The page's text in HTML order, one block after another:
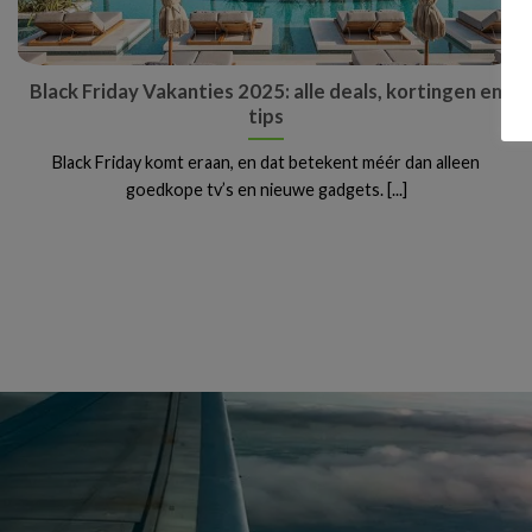
Black Friday Vakanties 2025: alle deals, kortingen en
tips
Black Friday komt eraan, en dat betekent méér dan alleen
goedkope tv’s en nieuwe gadgets. [...]